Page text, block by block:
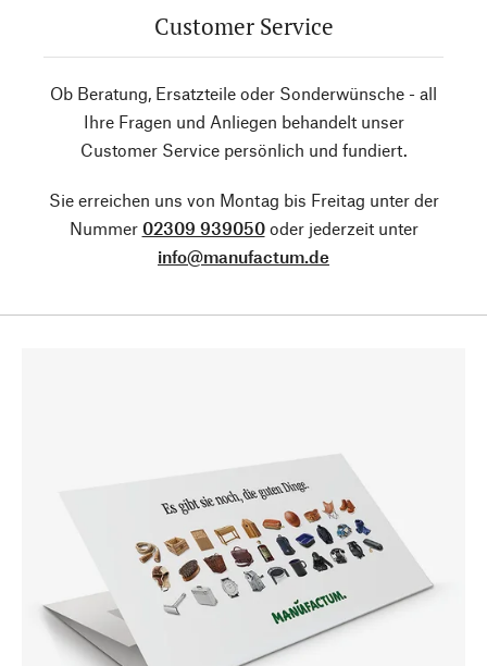
Customer Service
Ob Beratung, Ersatzteile oder Sonderwünsche - all
Ihre Fragen und Anliegen behandelt unser
Customer Service persönlich und fundiert.
Sie erreichen uns von Montag bis Freitag unter der
Nummer 02309 939050oder jederzeit unter
info@manufactum.de